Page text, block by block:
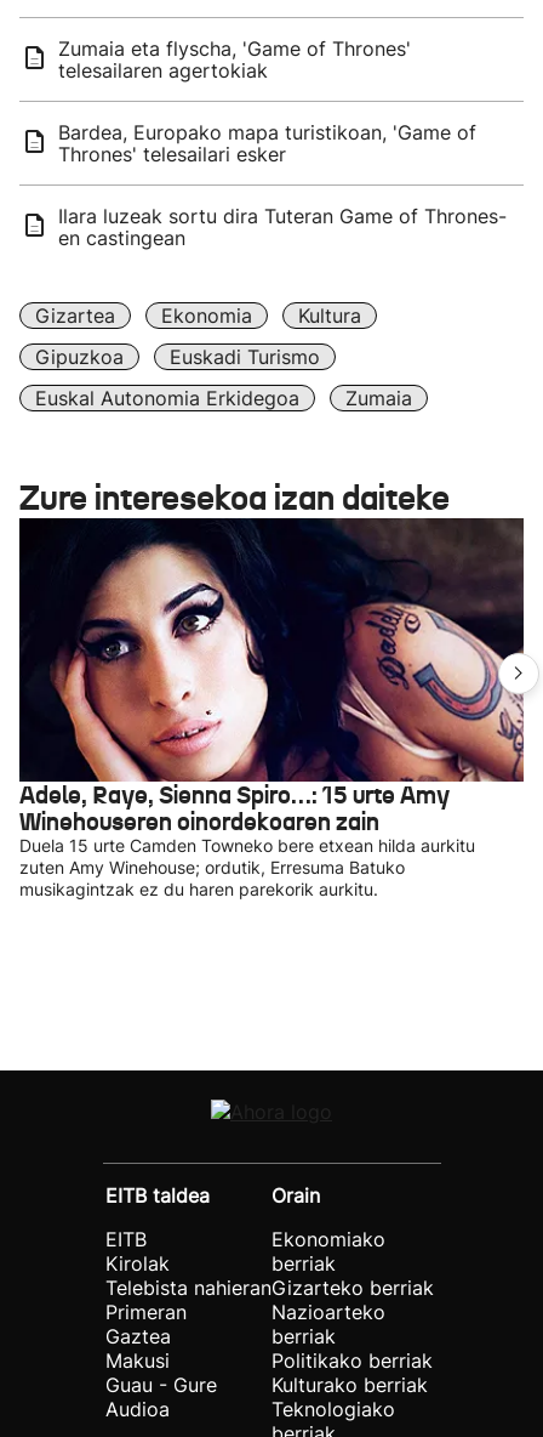
Zumaia eta flyscha, 'Game of Thrones'
telesailaren agertokiak
Bardea, Europako mapa turistikoan, 'Game of
Thrones' telesailari esker
Ilara luzeak sortu dira Tuteran Game of Thrones-
en castingean
Gizartea Ekonomia
Kultura
Gipuzkoa
Euskadi Turismo
Euskal Autonomia Erkidegoa
Zumaia
Zure interesekoa izan daiteke
Adele, Raye, Sienna Spiro…: 15 urte Amy
Winehouseren oinordekoaren zain
Duela 15 urte Camden Towneko bere etxean hilda aurkitu
zuten Amy Winehouse; ordutik, Erresuma Batuko
musikagintzak ez du haren parekorik aurkitu.
EITB taldea
EITB
Kirolak
Telebista nahieran
Primeran
Gaztea
Makusi
Guau - Gure
Audioa
Orain
Ekonomiako
berriak
Gizarteko berriak
Nazioarteko
berriak
Politikako berriak
Kulturako berriak
Teknologiako